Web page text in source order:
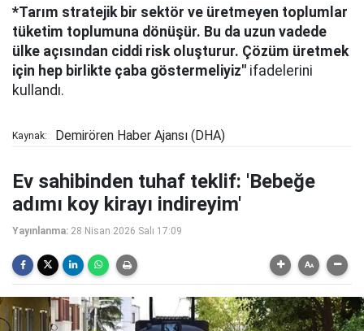
*Tarım stratejik bir sektör ve üretmeyen toplumlar
tüketim toplumuna dönüşür. Bu da uzun vadede
ülke açısından ciddi risk oluşturur. Çözüm üretmek
için hep birlikte çaba göstermeliyiz" ifadelerini
kullandı.
Kaynak: Demirören Haber Ajansı (DHA)
Ev sahibinden tuhaf teklif: 'Bebeğe
adımı koy kirayı indireyim'
Yayınlanma: 28 Nisan 2026 Salı 17:09